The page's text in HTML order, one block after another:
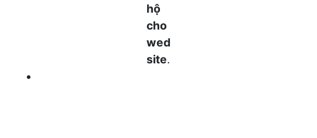
hộ
cho
wed
site.